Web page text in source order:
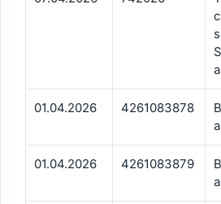
01.04.2026 4261083878
01.04.2026 4261083879